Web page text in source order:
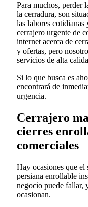
Para muchos, perder
la cerradura, son
las labores
cerrajero urgente de
internet acerca de
y ofertas, pero
servicios de alta
Si lo que busca es
encontrará de
urgencia.
Cerrajero
cierres
comerciales
Hay ocasiones que el
persiana enrollable
negocio puede fallar,
ocasionan.